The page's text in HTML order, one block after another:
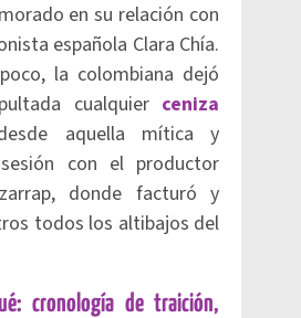
en su relación con
española Clara Chía.
la colombiana dejó
cualquier ceniza
aquella mítica y
con el productor
donde facturó y
todos los altibajos del
cronología de traición,